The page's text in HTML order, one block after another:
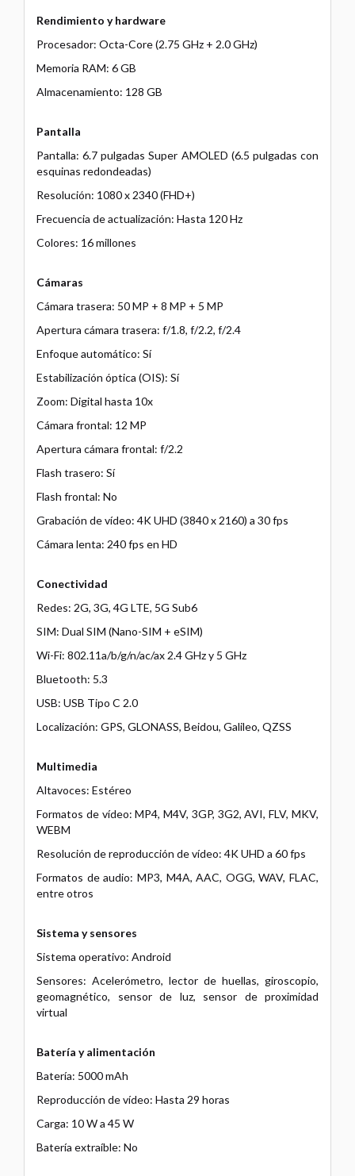
Rendimiento y hardware
Procesador: Octa-Core (2.75 GHz + 2.0 GHz)
Memoria RAM: 6 GB
Almacenamiento: 128 GB
Pantalla
Pantalla: 6.7 pulgadas Super AMOLED (6.5 pulgadas con
esquinas redondeadas)
Resolución: 1080 x 2340 (FHD+)
Frecuencia de actualización: Hasta 120 Hz
Colores: 16 millones
Cámaras
Cámara trasera: 50 MP + 8 MP + 5 MP
Apertura cámara trasera: f/1.8, f/2.2, f/2.4
Enfoque automático: Sí
Estabilización óptica (OIS): Sí
Zoom: Digital hasta 10x
Cámara frontal: 12 MP
Apertura cámara frontal: f/2.2
Flash trasero: Sí
Flash frontal: No
Grabación de vídeo: 4K UHD (3840 x 2160) a 30 fps
Cámara lenta: 240 fps en HD
Conectividad
Redes: 2G, 3G, 4G LTE, 5G Sub6
SIM: Dual SIM (Nano-SIM + eSIM)
Wi-Fi: 802.11a/b/g/n/ac/ax 2.4 GHz y 5 GHz
Bluetooth: 5.3
USB: USB Tipo C 2.0
Localización: GPS, GLONASS, Beidou, Galileo, QZSS
Multimedia
Altavoces: Estéreo
Formatos de vídeo: MP4, M4V, 3GP, 3G2, AVI, FLV, MKV,
WEBM
Resolución de reproducción de vídeo: 4K UHD a 60 fps
Formatos de audio: MP3, M4A, AAC, OGG, WAV, FLAC,
entre otros
Sistema y sensores
Sistema operativo: Android
Sensores: Acelerómetro, lector de huellas, giroscopio,
geomagnético, sensor de luz, sensor de proximidad
virtual
Batería y alimentación
Batería: 5000 mAh
Reproducción de vídeo: Hasta 29 horas
Carga: 10 W a 45 W
Batería extraíble: No